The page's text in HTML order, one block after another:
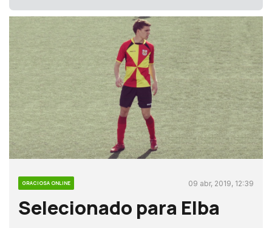
GRACIOSA ONLINE 09 abr, 2019, 12:39
Selecionado para Elba